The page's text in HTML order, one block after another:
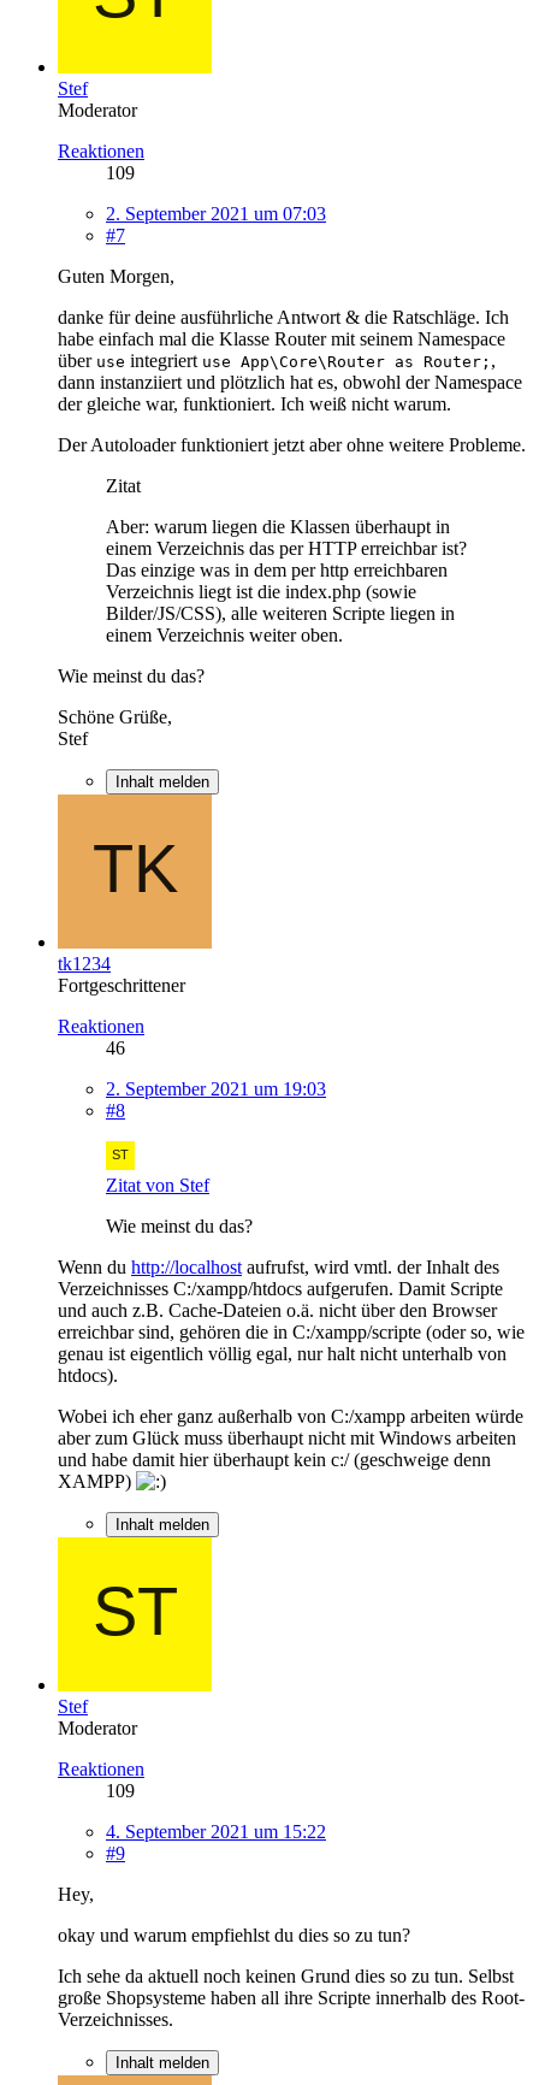
Stef
Moderator
Reaktionen
109
2. September 2021 um 07:03
#7
Guten Morgen,
danke für deine ausführliche Antwort & die Ratschläge. Ich
habe einfach mal die Klasse Router mit seinem Namespace
über use integriert use App\Core\Router as Router; ,
dann instanziiert und plötzlich hat es, obwohl der Namespace
der gleiche war, funktioniert. Ich weiß nicht warum.
Der Autoloader funktioniert jetzt aber ohne weitere Probleme.
Zitat
Aber: warum liegen die Klassen überhaupt in
einem Verzeichnis das per HTTP erreichbar ist?
Das einzige was in dem per http erreichbaren
Verzeichnis liegt ist die index.php (sowie
Bilder/JS/CSS), alle weiteren Scripte liegen in
einem Verzeichnis weiter oben.
Wie meinst du das?
Schöne Grüße,
Stef
Inhalt melden
tk1234
Fortgeschrittener
Reaktionen
46
2. September 2021 um 19:03
#8
Zitat von Stef
Wie meinst du das?
Wenn du http://localhost aufrufst, wird vmtl. der Inhalt des
Verzeichnisses C:/xampp/htdocs aufgerufen. Damit Scripte
und auch z.B. Cache-Dateien o.ä. nicht über den Browser
erreichbar sind, gehören die in C:/xampp/scripte (oder so, wie
genau ist eigentlich völlig egal, nur halt nicht unterhalb von
htdocs).
Wobei ich eher ganz außerhalb von C:/xampp arbeiten würde
aber zum Glück muss überhaupt nicht mit Windows arbeiten
und habe damit hier überhaupt kein c:/ (geschweige denn
XAMPP)
Inhalt melden
Stef
Moderator
Reaktionen
109
4. September 2021 um 15:22
#9
Hey,
okay und warum empfiehlst du dies so zu tun?
Ich sehe da aktuell noch keinen Grund dies so zu tun. Selbst
große Shopsysteme haben all ihre Scripte innerhalb des Root-
Verzeichnisses.
Inhalt melden